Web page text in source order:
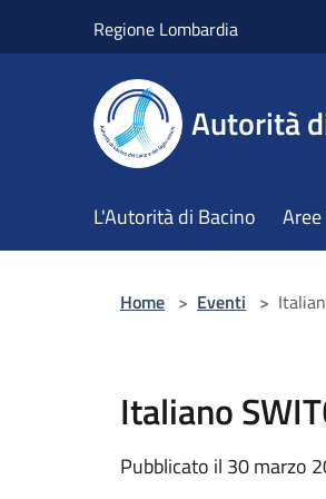
Regione Lombardia
Autorità
L'Autorità di Bacino
Home > Eventi >
Italiano
Pubblicato il 30 marzo